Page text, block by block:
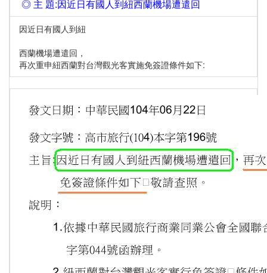
◎ 主 題:因近日有國人到紐西蘭機場遭遣回
因近日有國人到紐
西蘭機場遭遣回，
再次重申紐西蘭對台灣觀光客實施免簽證條件如下: